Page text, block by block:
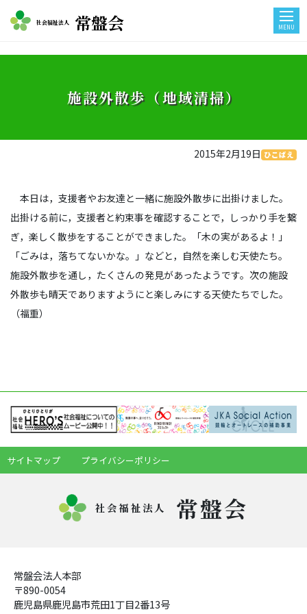
社会福祉法人 常盤会 MENU
施設外散歩（地域清掃）
2015年2月19日 ひこばえ
本日は，支援者やお友達と一緒に施設外散歩に出掛けました。
出掛ける前に，支援者と約束事を確認することで，しっかり手を繋
ぎ，楽しく散歩をすることができました。「木の実があるよ！」
「ごみは，落ちてないかな。」などと，自然を楽しむ天使たち。
施設外散歩を通し，たくさんの発見があったようです。次の施設
外散歩も晴天でありますようにと楽しみにする天使たちでした。
（福重）
サイトマップ プライバシーポリシー
社会福祉法人 常盤会
常盤会法人本部
〒890-0054
鹿児島県鹿児島市荒田1丁目2番13号